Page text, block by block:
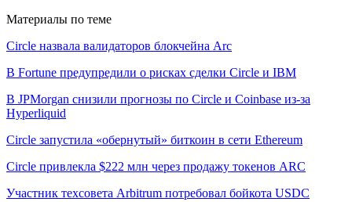
Материалы по теме
Circle назвала валидаторов блокчейна Arc
В Fortune предупредили о рисках сделки Circle и IBM
В JPMorgan снизили прогнозы по Circle и Coinbase из-за
Hyperliquid
Circle запустила «обернутый» биткоин в сети Ethereum
Circle привлекла $222 млн через продажу токенов ARC
Участник техсовета Arbitrum потребовал бойкота USDC